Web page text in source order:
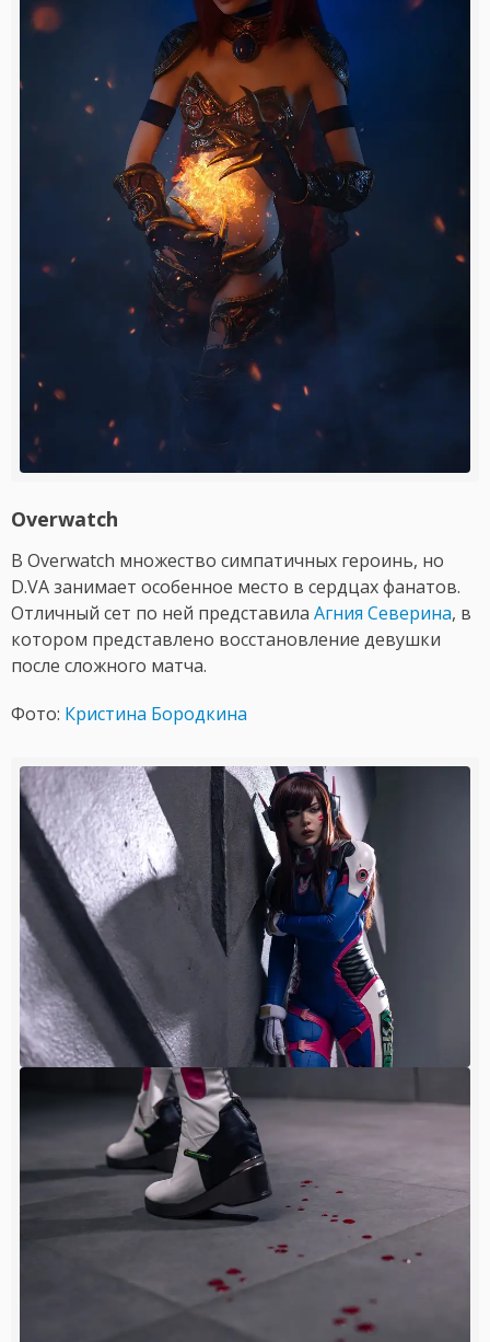
Overwatch
В Overwatch множество симпатичных героинь, но
D.VA занимает особенное место в сердцах фанатов.
Отличный сет по ней представила Агния Северина, в
котором представлено восстановление девушки
после сложного матча.
Фото: Кристина Бородкина